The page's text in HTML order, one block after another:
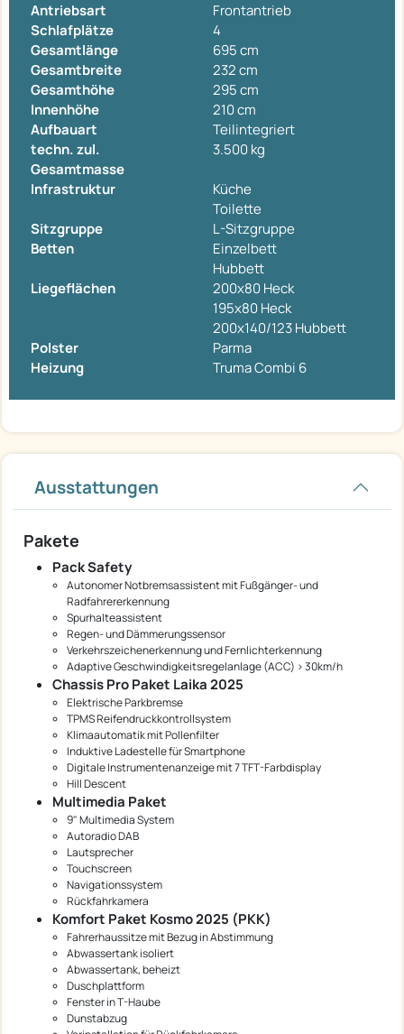
Antriebsart
Frontantrieb
Schlafplätze
4
Gesamtlänge
695 cm
Gesamtbreite
232 cm
Gesamthöhe
295 cm
Innenhöhe
210 cm
Aufbauart
Teilintegriert
techn. zul.
Gesamtmasse
3.500 kg
Infrastruktur
Küche
Toilette
Sitzgruppe
L-Sitzgruppe
Betten
Einzelbett
Hubbett
Liegeflächen
200x80 Heck
195x80 Heck
200x140/123 Hubbett
Polster
Parma
Heizung
Truma Combi 6
Ausstattungen
Pakete
Pack Safety
Autonomer Notbremsassistent mit Fußgänger- und
Radfahrererkennung
Spurhalteassistent
Regen- und Dämmerungssensor
Verkehrszeichenerkennung und Fernlichterkennung
Adaptive Geschwindigkeitsregelanlage (ACC) > 30km/h
Chassis Pro Paket Laika 2025
Elektrische Parkbremse
TPMS Reifendruckkontrollsystem
Klimaautomatik mit Pollenfilter
Induktive Ladestelle für Smartphone
Digitale Instrumentenanzeige mit 7 TFT-Farbdisplay
Hill Descent
Multimedia Paket
9" Multimedia System
Autoradio DAB
Lautsprecher
Touchscreen
Navigationssystem
Rückfahrkamera
Komfort Paket Kosmo 2025 (PKK)
Fahrerhaussitze mit Bezug in Abstimmung
Abwassertank isoliert
Abwassertank, beheizt
Duschplattform
Fenster in T-Haube
Dunstabzug